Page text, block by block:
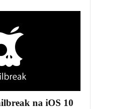
na iOS 10